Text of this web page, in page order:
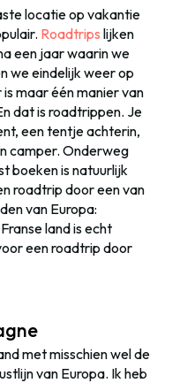
locatie op vakantie
Roadtrips lijken
een jaar waarin we
we eindelijk weer op
maar één manier van
dat is roadtrippen. Je
een tentje achterin,
camper. Onderweg
boeken is natuurlijk
roadtrip door een van
van Europa:
land is echt
een roadtrip door
met misschien wel de
van Europa. Ik heb